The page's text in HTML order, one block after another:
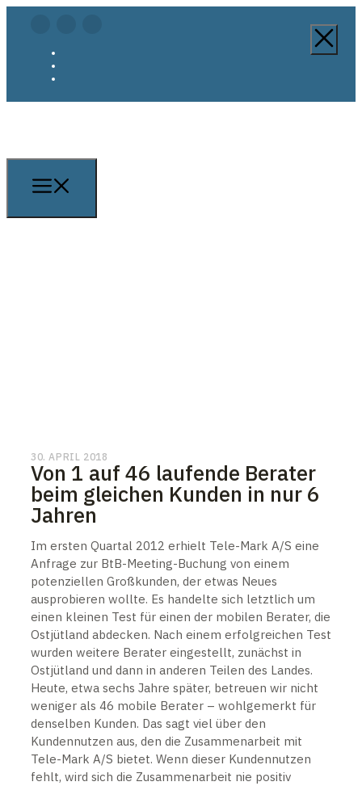
30. APRIL 2018
Von 1 auf 46 laufende Berater
beim gleichen Kunden in nur 6
Jahren
Im ersten Quartal 2012 erhielt Tele-Mark A/S eine
Anfrage zur BtB-Meeting-Buchung von einem
potenziellen Großkunden, der etwas Neues
ausprobieren wollte. Es handelte sich letztlich um
einen kleinen Test für einen der mobilen Berater, die
Ostjütland abdecken. Nach einem erfolgreichen Test
wurden weitere Berater eingestellt, zunächst in
Ostjütland und dann in anderen Teilen des Landes.
Heute, etwa sechs Jahre später, betreuen wir nicht
weniger als 46 mobile Berater – wohlgemerkt für
denselben Kunden. Das sagt viel über den
Kundennutzen aus, den die Zusammenarbeit mit
Tele-Mark A/S bietet. Wenn dieser Kundennutzen
fehlt, wird sich die Zusammenarbeit nie positiv